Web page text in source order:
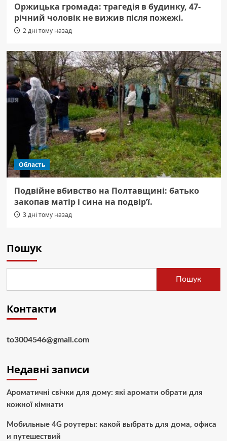
Оржицька громада: трагедія в будинку, 47-
річний чоловік не вижив після пожежі.
2 дні тому назад
Область
Подвійне вбивство на Полтавщині: батько
закопав матір і сина на подвір’ї.
3 дні тому назад
Пошук
Пошук
Контакти
to3004546@gmail.com
Недавні записи
Ароматичні свічки для дому: які аромати обрати для
кожної кімнати
Мобильные 4G роутеры: какой выбрать для дома, офиса
и путешествий